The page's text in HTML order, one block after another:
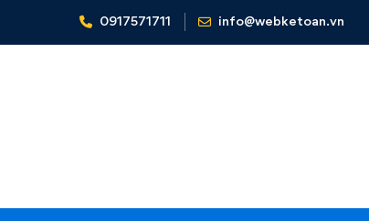
0917571711 info@webketoan.vn
Home Thay đổi tên